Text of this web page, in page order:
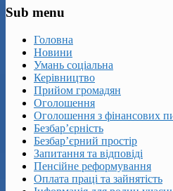
Sub menu
Головна
Новини
Умань соціальна
Керівництво
Прийом громадян
Оголошення
Оголошення з фінансових
Безбар’єрність
Безбар’єрний простір
Запитання та відповіді
Пенсійне реформування
Оплата праці та зайнятість